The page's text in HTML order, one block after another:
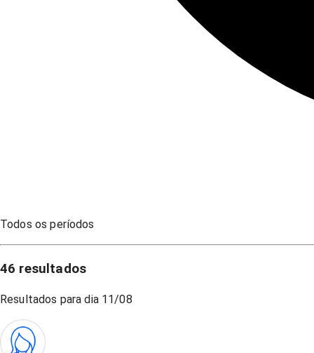
Todos os períodos
46 resultados
Resultados para dia 11/08